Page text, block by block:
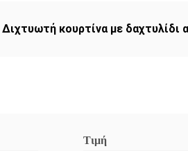
Διχτυωτή κουρτίνα με δαχτυλίδι
Τιμή